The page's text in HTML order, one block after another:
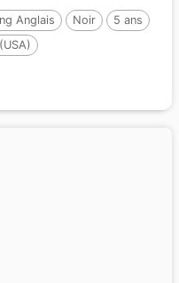
Anglais Noir
5 ans